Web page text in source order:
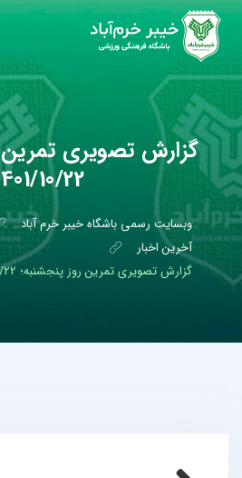
گزارش تصویری تمرین
10/22
وبسایت رسمی باشگاه خیبر خرم آباد
آخرین اخبار
گزارش تصویری تمرین روز پنجشنبه؛ 1401/10/22